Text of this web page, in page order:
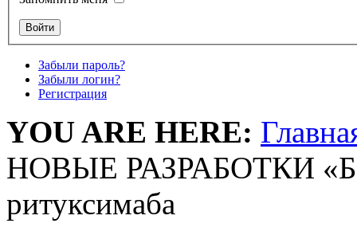
Забыли пароль?
Забыли логин?
Регистрация
YOU ARE HERE:
НОВЫЕ РАЗРАБОТКИ
ритуксимаба